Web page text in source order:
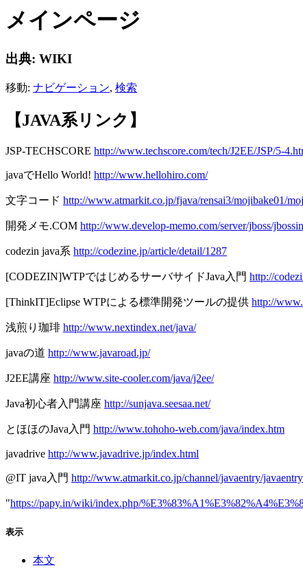
メインページ
出典: WIKI
移動: ナビゲーション, 検索
【JAVA系リンク】
JSP-TECHSCORE http://www.techscore.com/tech/J2EE/JSP/5-
javaでHello World! http://www.hellohiro.com/
文字コード http://www.atmarkit.co.jp/fjava/rensai3/mojibake01/
開発メモ.COM http://www.develop-memo.com/server/jboss/
codezin java系 http://codezine.jp/article/detail/1287
[CODEZIN]WTPではじめるサーバサイドJava入門 http://
[ThinkIT]Eclipse WTPによる標準開発ツールの提供 http://
浅煎り珈琲 http://www.nextindex.net/java/
javaの道 http://www.javaroad.jp/
J2EE講座 http://www.site-cooler.com/java/j2ee/
Java初心者入門講座 http://sunjava.seesaa.net/
とほほのJava入門 http://www.tohoho-web.com/java/index.htm
javadrive http://www.javadrive.jp/index.html
@IT java入門 http://www.atmarkit.co.jp/channel/javaentry/
"https://papy.in/wiki/index.php/
表示
本文